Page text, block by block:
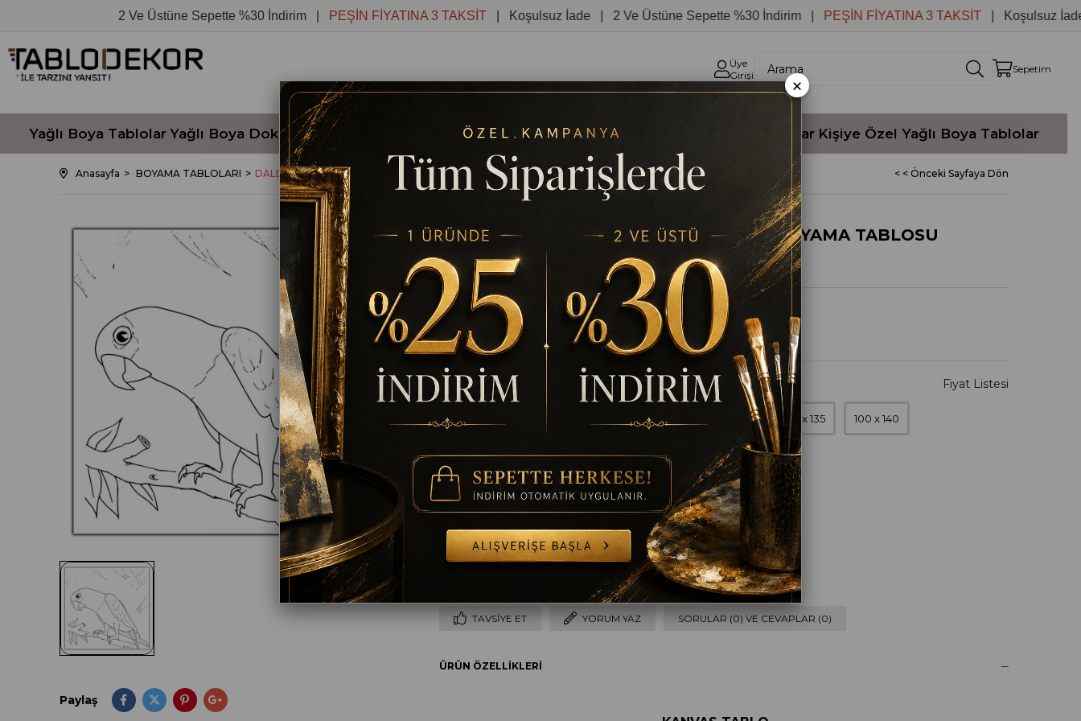
2 Ve Üstüne Sepette %30 İndirim |PEŞİN FİYATINA 3 TAKSİT| Koşulsuz İade | 2 Ve Üstüne Sepette %30 İndirim |PEŞİN FİYATINA 3 TAKSİT| Koşulsuz İade
Üye
Girişi
Sepetim
Yağlı Boya Tablolar Yağlı Boya Dokulu Tablolar Kanvas Tablolar Yuvarlak Tablolar Reprodüksiyon Yağlı Boyalar Kişiye Özel Yağlı Boya Tablolar
Anasayfa BOYAMA TABLOLARI DALDAKİ MERAKLI PAPAĞAN HAYVAN BOYAMA TABLOSU KANVAS TABLO < < Önceki Sayfaya Dön
Paylaş
DALDAKİ MERAKLI PAPAĞAN HAYVAN BOYAMA TABLOSU
KANVAS TABLO
(TD6983)
Stok Kodu
% ₺725,76 ₺544,32
Ölçü
35 x 50 50 x 70 70 x 100 80 x 120 90 x 135 100 x 140
Çerçeve
Siyah Beyaz
TAVSIYE ET YORUM YAZ SORULAR (0) VE CEVAPLAR (0)
ÜRÜN ÖZELLIKLERI
×